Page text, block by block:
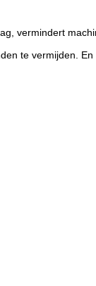
vermindert
te vermijden.